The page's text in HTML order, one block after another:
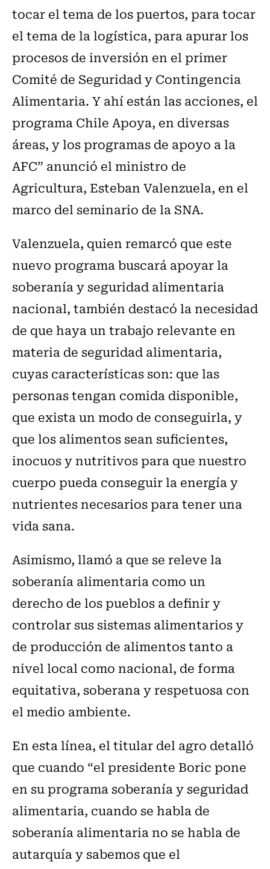
tocar el tema de los puertos, para tocar
el tema de la logística, para apurar los
procesos de inversión en el primer
Comité de Seguridad y Contingencia
Alimentaria. Y ahí están las acciones, el
programa Chile Apoya, en diversas
áreas, y los programas de apoyo a la
AFC” anunció el ministro de
Agricultura, Esteban Valenzuela, en el
marco del seminario de la SNA.
Valenzuela, quien remarcó que este
nuevo programa buscará apoyar la
soberanía y seguridad alimentaria
nacional, también destacó la necesidad
de que haya un trabajo relevante en
materia de seguridad alimentaria,
cuyas características son: que las
personas tengan comida disponible,
que exista un modo de conseguirla, y
que los alimentos sean suficientes,
inocuos y nutritivos para que nuestro
cuerpo pueda conseguir la energía y
nutrientes necesarios para tener una
vida sana.
Asimismo, llamó a que se releve la
soberanía alimentaria como un
derecho de los pueblos a definir y
controlar sus sistemas alimentarios y
de producción de alimentos tanto a
nivel local como nacional, de forma
equitativa, soberana y respetuosa con
el medio ambiente.
En esta línea, el titular del agro detalló
que cuando “el presidente Boric pone
en su programa soberanía y seguridad
alimentaria, cuando se habla de
soberanía alimentaria no se habla de
autarquía y sabemos que el